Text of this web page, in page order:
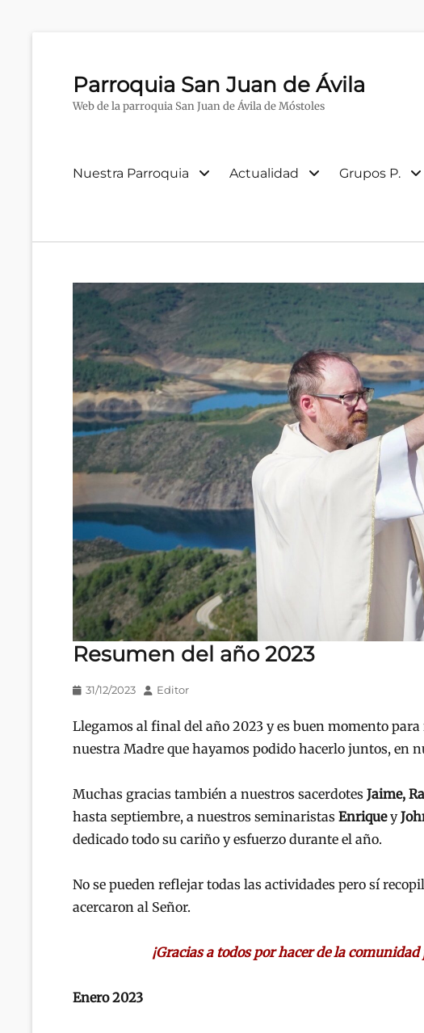
Parroquia San Juan de Ávila
Web de la parroquia San Juan de Ávila de Móstoles
Menú
Nuestra Parroquia Actualidad Grupos P.
Resumen del año 2023
Publicado
31/12/2023 AutorEditor
Llegamos al final del año 2023 y es buen momento
nuestra Madre que hayamos podido hacerlo juntos, en
Muchas gracias también a nuestros sacerdotes Jaime,
hasta septiembre, a nuestros seminaristas Enriquey
dedicado todo su cariño y esfuerzo durante el año.
No se pueden reflejar todas las actividades pero sí
acercaron al Señor.
¡Gracias a todos por hacer de la
Enero 2023